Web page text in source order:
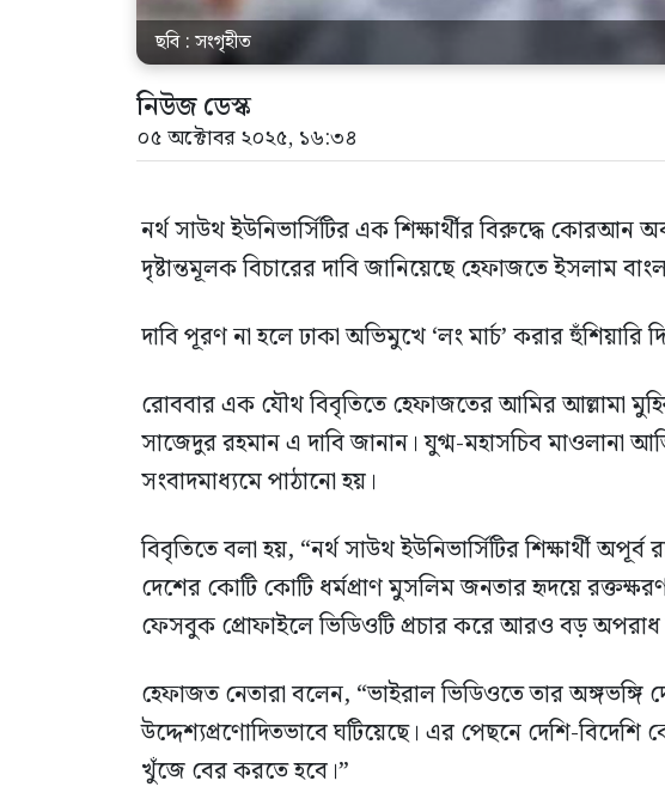
ছবি : সংগৃহীত
নিউজ ডেস্ক
০৫ অক্টোবর ২০২৫, ১৬:৩৪
নর্থ সাউথ ইউনিভার্সিটির এক শিক্ষার্থীর বিরুদ্ধে
দৃষ্টান্তমূলক বিচারের দাবি জানিয়েছে হেফাজতে ইসলাম
দাবি পূরণ না হলে ঢাকা অভিমুখে ‘লং মার্চ’ করার হুঁশিয়ারি
রোববার এক যৌথ বিবৃতিতে হেফাজতের আমির আল্লামা
সাজেদুর রহমান এ দাবি জানান। যুগ্ম-মহাসচিব মাওলানা
সংবাদমাধ্যমে পাঠানো হয়।
বিবৃতিতে বলা হয়, “নর্থ সাউথ ইউনিভার্সিটির শিক্ষার্থী
দেশের কোটি কোটি ধর্মপ্রাণ মুসলিম জনতার হৃদয়ে রক্তক্ষরণ
ফেসবুক প্রোফাইলে ভিডিওটি প্রচার করে আরও বড়
হেফাজত নেতারা বলেন, “ভাইরাল ভিডিওতে তার অঙ্গভঙ্গি
উদ্দেশ্যপ্রণোদিতভাবে ঘটিয়েছে। এর পেছনে দেশি-
খুঁজে বের করতে হবে।”